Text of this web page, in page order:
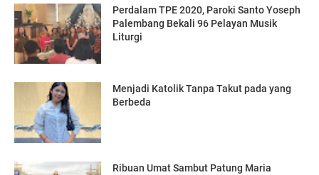
Perdalam TPE 2020, Paroki Santo Yoseph
Palembang Bekali 96 Pelayan Musik
Liturgi
Menjadi Katolik Tanpa Takut pada yang
Berbeda
Ribuan Umat Sambut Patung Maria